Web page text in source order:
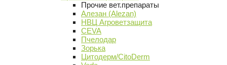
Прочие вет.препараты
Алезан (Alezan)
НВЦ Агроветзащита
CEVA
Пчелодар
Зорька
Цитодерм/CitoDerm